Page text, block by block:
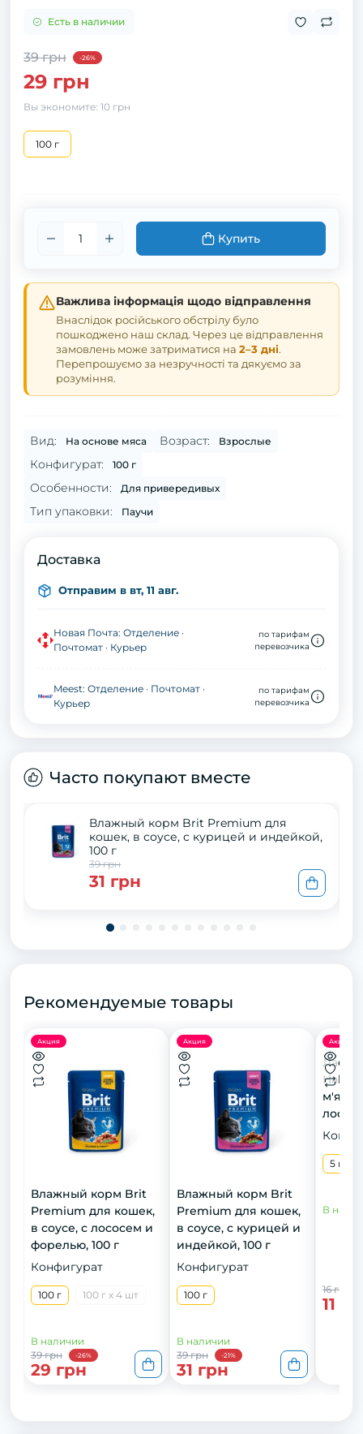
Есть в наличии
39 грн -26%
29 грн
Вы экономите: 10 грн
100 г
Купить
Важлива інформація щодо відправлення
Внаслідок російського обстрілу було
пошкоджено наш склад. Через це відправлення
замовлень може затриматися на 2–3 дні.
Перепрошуємо за незручності та дякуємо за
розуміння.
Вид: На основе мяса Возраст: Взрослые
Конфигурат: 100 г
Особенности: Для привередивых
Тип упаковки: Паучи
Доставка
Отправим в вт, 11 авг.
Новая Почта: Отделение ·
Почтомат · Курьер
по тарифам
перевозчика
Meest: Отделение · Почтомат ·
Курьер
по тарифам
перевозчика
Часто покупают вместе
Влажный корм Brit Premium для
кошек, в соусе, с курицей и индейкой,
100 г
39 грн
31 грн
Рекомендуемые товары
Акция
Влажный корм Brit
Premium для кошек,
в соусе, с лососем и
форелью, 100 г
Конфигурат
100 г 100 г x 4 шт
В наличии
39 грн
-26%
29 грн
Акция
Влажный корм Brit
Premium для кошек,
в соусе, с курицей и
индейкой, 100 г
Конфигурат
100 г
В наличии
39 грн
-21%
31 грн
Акция
5 г
В
16 грн
11